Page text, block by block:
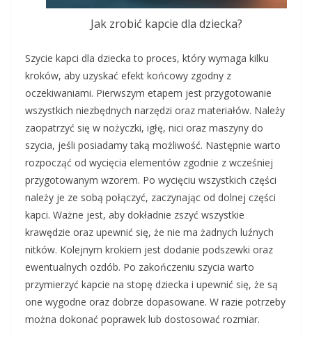
Jak zrobić kapcie dla dziecka?
Szycie kapci dla dziecka to proces, który wymaga kilku
kroków, aby uzyskać efekt końcowy zgodny z
oczekiwaniami. Pierwszym etapem jest przygotowanie
wszystkich niezbędnych narzędzi oraz materiałów. Należy
zaopatrzyć się w nożyczki, igłę, nici oraz maszyny do
szycia, jeśli posiadamy taką możliwość. Następnie warto
rozpocząć od wycięcia elementów zgodnie z wcześniej
przygotowanym wzorem. Po wycięciu wszystkich części
należy je ze sobą połączyć, zaczynając od dolnej części
kapci. Ważne jest, aby dokładnie zszyć wszystkie
krawędzie oraz upewnić się, że nie ma żadnych luźnych
nitków. Kolejnym krokiem jest dodanie podszewki oraz
ewentualnych ozdób. Po zakończeniu szycia warto
przymierzyć kapcie na stopę dziecka i upewnić się, że są
one wygodne oraz dobrze dopasowane. W razie potrzeby
można dokonać poprawek lub dostosować rozmiar.